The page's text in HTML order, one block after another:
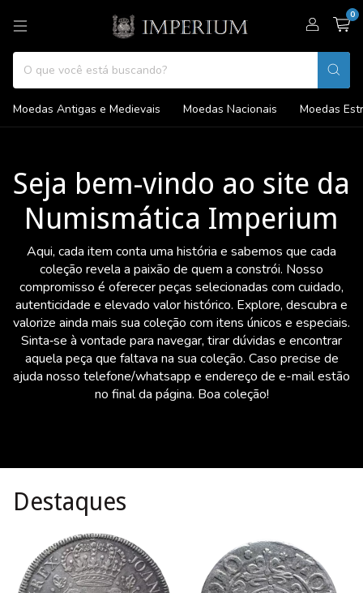
0
Moedas Antigas e Medievais Moedas Nacionais Moedas
Seja bem-vindo ao site da
Numismática Imperium
Aqui, cada item conta uma história e sabemos que cada
coleção revela a paixão de quem a constrói. Nosso
compromisso é oferecer peças selecionadas com cuidado,
autenticidade e elevado valor histórico. Explore, descubra e
valorize ainda mais sua coleção com itens únicos e especiais.
Sinta‑se à vontade para navegar, tirar dúvidas e encontrar
aquela peça que faltava na sua coleção. Caso precise de
ajuda nosso telefone/whatsapp e endereço de e-mail estão
no final da página. Boa coleção!
Destaques